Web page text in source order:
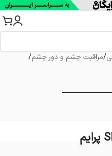
/مراقبت چشم و دور چشم/